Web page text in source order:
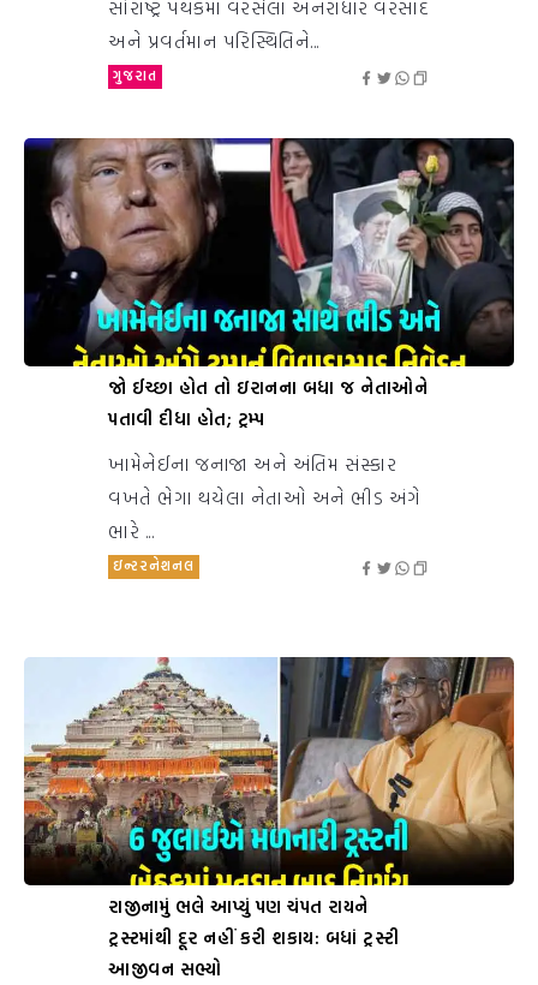
સૌરાષ્ટ્ર પંથકમાં વરસેલા અનરાધાર વરસાદ
અને પ્રવર્તમાન પરિસ્થિતિને...
ગુજરાત
જો ઈચ્છા હોત તો ઇરાનના બધા જ નેતાઓને
પતાવી દીધા હોત; ટ્રમ્પ
ખામેનેઈના જનાજા અને અંતિમ સંસ્કાર
વખતે ભેગા થયેલા નેતાઓ અને ભીડ અંગે
ભારે ...
ઇન્ટરનેશનલ
રાજીનામું ભલે આપ્યું પણ ચંપત રાયને
ટ્રસ્ટમાંથી દૂર નહીં કરી શકાય: બધાં ટ્રસ્ટી
આજીવન સભ્યો